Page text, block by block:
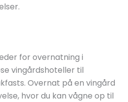
for overnatning i
vingårdshoteller til
Overnat på en vingård
hvor du kan vågne op til